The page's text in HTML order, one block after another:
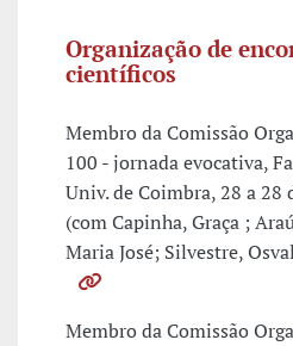
Organização de
científicos
Membro da Comissão
100 - jornada evocativa,
Univ. de Coimbra, 28 a 28
(com Capinha, Graça ;
Maria José; Silvestre,
Membro da Comissão